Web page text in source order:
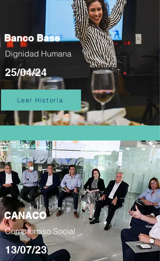
Banco Base
Dignidad Humana
25/04/24
Leer Historia
CANACO
Compromiso Social
13/07/23